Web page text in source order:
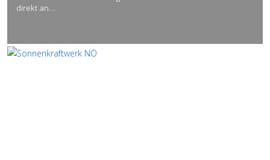
direkt an…